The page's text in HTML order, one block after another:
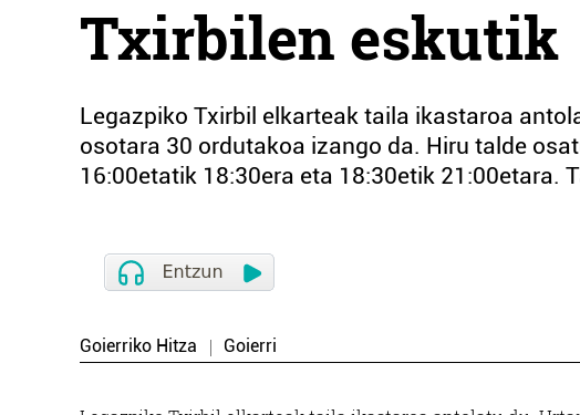
Txirbilen eskutik
Legazpiko Txirbil elkarteak taila ikastaroa
osotara 30 ordutakoa izango da. Hiru talde
16:00etatik 18:30era eta 18:30etik 21:00etara.
Goierriko Hitza Goierri